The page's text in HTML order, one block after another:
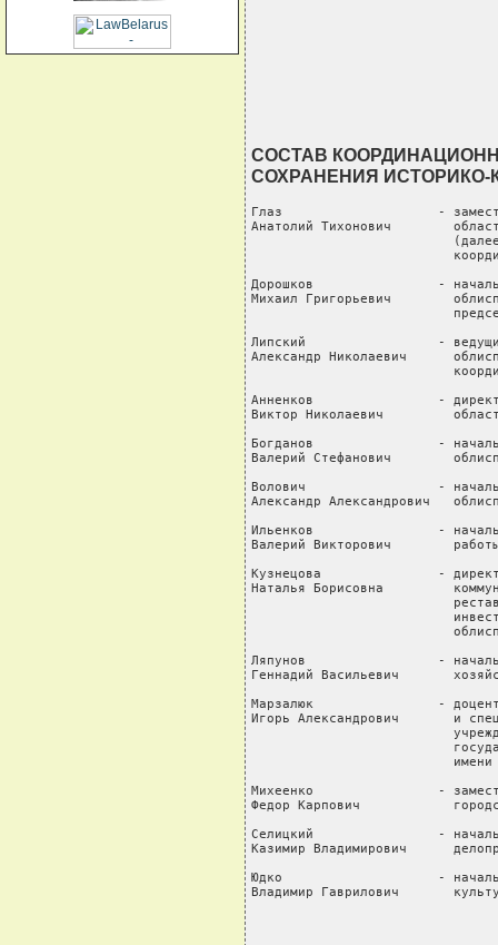
СОСТАВ
СОХРАНЕНИЯ ИСТОРИКО-
Глаз                    -
Анатолий Тихонович
Дорошков                -
Михаил Григорьевич
Липский                 - ведущий
Александр Николаевич
Анненков                - директор
Виктор Николаевич
Богданов                -
Валерий Стефанович
Волович                 -
Александр Александрович
Ильенков                -
Валерий Викторович        работы
Кузнецова               - директор
Наталья Борисовна
Ляпунов                 - начальник
Геннадий Васильевич
Марзалюк                - доцент,
Игорь Александрович       и
Михеенко                -
Федор Карпович
Селицкий                -
Казимир Владимирович
Юдко                    - начальник
Владимир Гаврилович